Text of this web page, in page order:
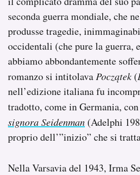
seconda guerra mondiale, che
produsse tragedie,
occidentali (che pure la guerra,
abbiamo abbondantemente
romanzo si intitolava Początek (
nell’edizione italiana fu
tradotto, come in Germania,
signora Seidenman (Adelphi
proprio dell’”inizio” che si
Nella Varsavia del 1943, Irma